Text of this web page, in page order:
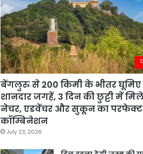
बेंगलुरु से 200 किमी के भीतर
शानदार जगहें, 3 दिन की छुट्टी में
नेचर, एडवेंचर और सुकून का परफेक्ट
कॉम्बिनेशन
July 23, 2026